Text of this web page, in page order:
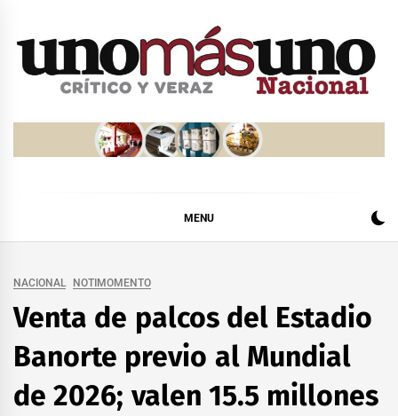
MENU
NACIONAL NOTIMOMENTO
Venta de palcos del Estadio
Banorte previo al Mundial
de 2026; valen 15.5 millones